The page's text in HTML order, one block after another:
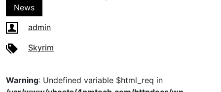
News
admin
Skyrim
Warning: Undefined variable $html_req in